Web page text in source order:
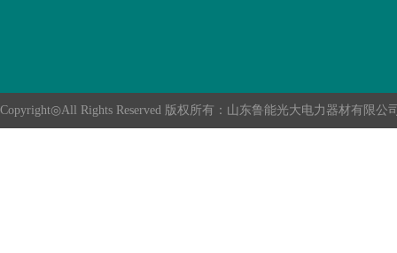
Copyright◎All Rights Reserved 版权所有： 山东鲁能光大电力器材有限公